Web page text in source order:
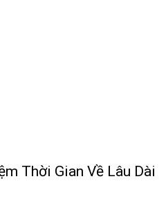
Thời Gian Về Lâu Dài